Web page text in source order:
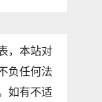
，本站对
负任何法
如有不适